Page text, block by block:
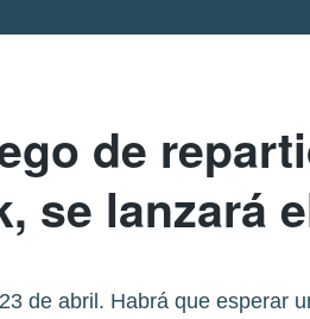
de
se lanzará
de abril. Habrá que esperar